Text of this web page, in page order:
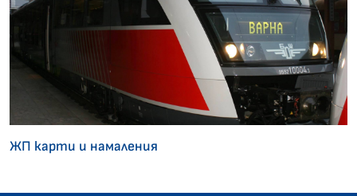
ЖП карти и намаления